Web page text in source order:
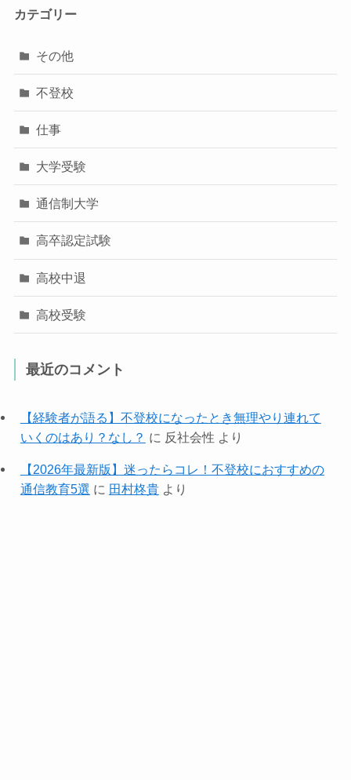
カテゴリー
その他
不登校
仕事
大学受験
通信制大学
高卒認定試験
高校中退
高校受験
最近のコメント
【経験者が語る】不登校になったとき無理やり連れて
いくのはあり？なし？ に 反社会性 より
【2026年最新版】迷ったらコレ！不登校におすすめの
通信教育5選 に 田村柊貴より